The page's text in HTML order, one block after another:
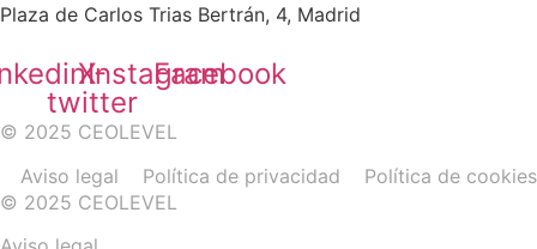
Plaza de Carlos Trias Bertrán, 4, Madrid
X-
twitter
Instagram
Facebook
© 2025 CEOLEVEL
Aviso legal
Política de privacidad
Política de cookies
© 2025 CEOLEVEL